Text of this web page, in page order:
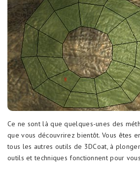
Ce ne sont là que quelques-unes des
que vous découvrirez bientôt. Vous êtes
tous les autres outils de 3DCoat, à
outils et techniques fonctionnent pour